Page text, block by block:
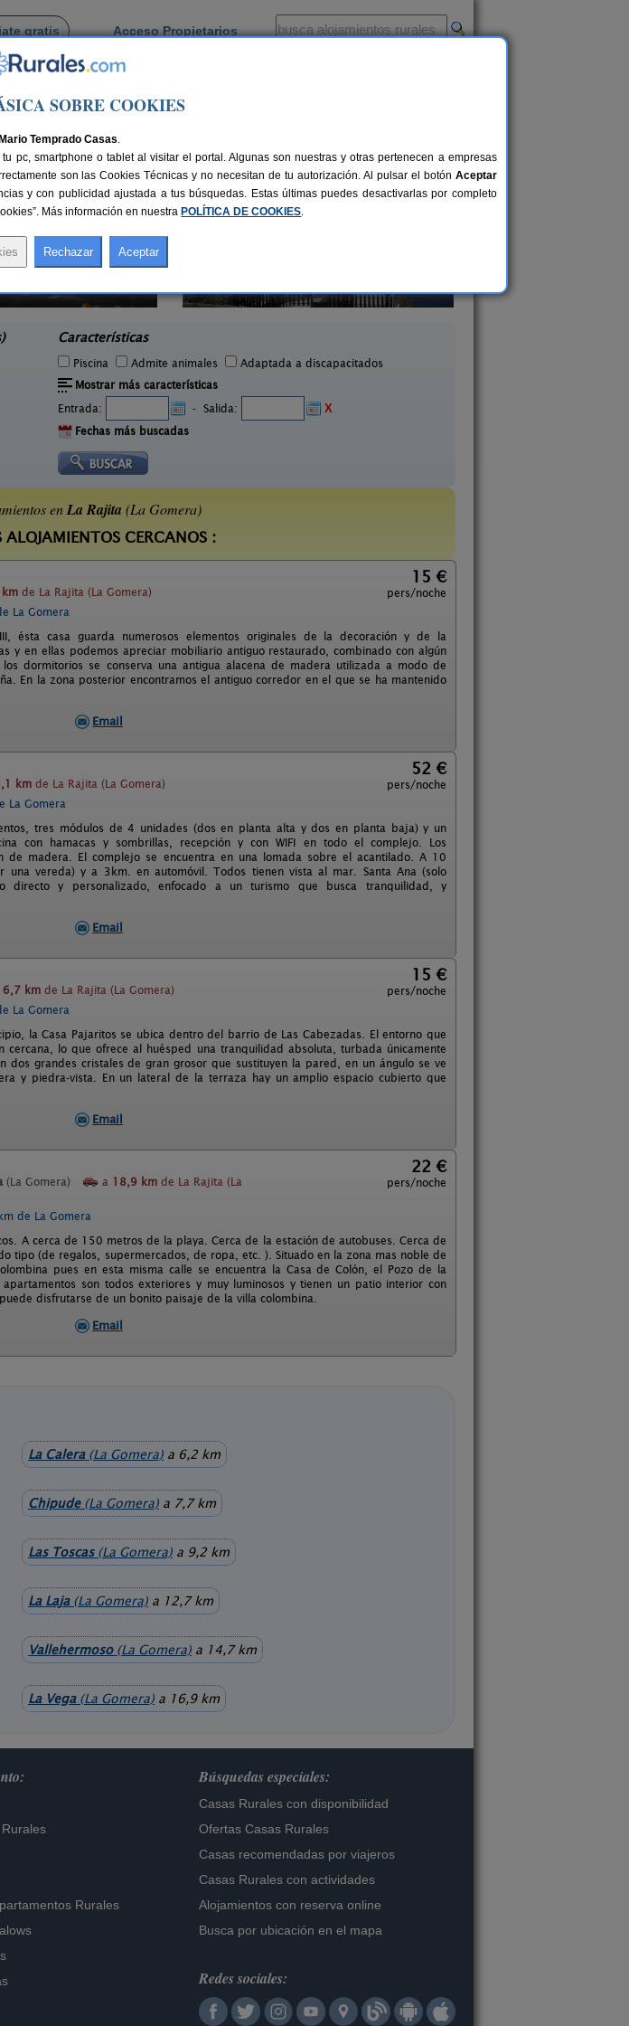
gratis Acceso Propietarios
Santa Ana
Características
Piscina Admite animales
Adaptada a discapacitados
Mostrar más características
Entrada:
- Salida:
X
Fechas más buscadas
enLa Rajita (La Gomera)
ALOJAMIENTOS CERCANOS :
de La Rajita (La Gomera)
15 €
pers/noche
La Gomera
ésta casa guarda numerosos elementos originales de la decoración y de la
y en ellas podemos apreciar mobiliario antiguo restaurado, combinado con algún
dormitorios se conserva una antigua alacena de madera utilizada a modo de
En la zona posterior encontramos el antiguo corredor en el que se ha mantenido
Email
km de La Rajita (La Gomera)
52 €
pers/noche
La Gomera
tres módulos de 4 unidades (dos en planta alta y dos en planta baja) y un
con hamacas y sombrillas, recepción y con WIFI en todo el complejo. Los
de madera. El complejo se encuentra en una lomada sobre el acantilado. A 10
una vereda) y a 3km. en automóvil. Todos tienen vista al mar. Santa Ana (solo
directo y personalizado, enfocado a un turismo que busca tranquilidad, y
Email
km de La Rajita (La Gomera)
15 €
pers/noche
La Gomera
la Casa Pajaritos se ubica dentro del barrio de Las Cabezadas. El entorno que
cercana, lo que ofrece al huésped una tranquilidad absoluta, turbada únicamente
dos grandes cristales de gran grosor que sustituyen la pared, en un ángulo se ve
y piedra-vista. En un lateral de la terraza hay un amplio espacio cubierto que
Email
(La Gomera) a 18,9 km de La Rajita (La
22 €
pers/noche
de La Gomera
A cerca de 150 metros de la playa. Cerca de la estación de autobuses. Cerca de
tipo (de regalos, supermercados, de ropa, etc. ). Situado en la zona mas noble de
pues en esta misma calle se encuentra la Casa de Colón, el Pozo de la
son todos exteriores y muy luminosos y tienen un patio interior con
disfrutarse de un bonito paisaje de la villa colombina.
Email
La Calera(La Gomera) a 6,2 km
Chipude(La Gomera) a 7,7 km
Las Toscas(La Gomera) a 9,2 km
La Laja(La Gomera) a 12,7 km
Vallehermoso(La Gomera) a 14,7 km
La Vega(La Gomera) a 16,9 km
Rurales
Búsquedas especiales:
Casas Rurales con disponibilidad
Ofertas Casas Rurales
Casas recomendadas por viajeros
Casas Rurales con actividades
Alojamientos con reserva online
Busca por ubicación en el mapa
Redes sociales:
SOBRE COOKIES
Mario Temprado Casas.
smartphone o tablet al visitar el portal. Algunas son nuestras y otras pertenecen a empresas
son las Cookies Técnicas y no necesitan de tu autorización. Al pulsar el botón Aceptar
y con publicidad ajustada a tus búsquedas. Estas últimas puedes desactivarlas por completo
Más información en nuestra POLÍTICA DE COOKIES.